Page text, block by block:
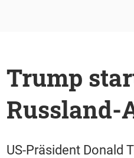
Trump
Russland-
US-Präsident Donald